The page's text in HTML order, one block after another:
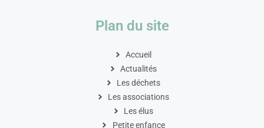
Plan du site
Accueil
Actualités
Les déchets
Les associations
Les élus
Petite enfance